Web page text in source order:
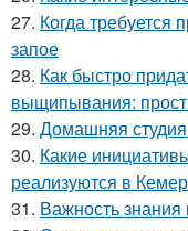
27. Когда
запое
28. Как быстро
выщипывания:
29. Домашняя
30. Какие
реализуются в
31. Важность знания